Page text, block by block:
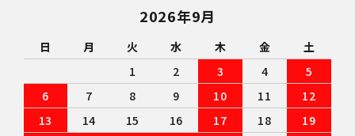
2026年9月
日 月 火 水 木 金
土
1
2 3 4
5
6
7 8 9 10 11
12
13
14 15 16 17 18
19